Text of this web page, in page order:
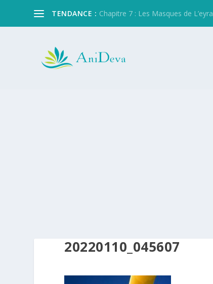
TENDANCE : Chapitre 7 : Les Masques de
20220110_045607